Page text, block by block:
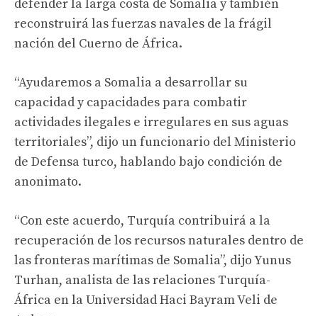
defender la larga costa de Somalia y también
reconstruirá las fuerzas navales de la frágil
nación del Cuerno de África.
“Ayudaremos a Somalia a desarrollar su
capacidad y capacidades para combatir
actividades ilegales e irregulares en sus aguas
territoriales”, dijo un funcionario del Ministerio
de Defensa turco, hablando bajo condición de
anonimato.
“Con este acuerdo, Turquía contribuirá a la
recuperación de los recursos naturales dentro de
las fronteras marítimas de Somalia”, dijo Yunus
Turhan, analista de las relaciones Turquía-
África en la Universidad Haci Bayram Veli de